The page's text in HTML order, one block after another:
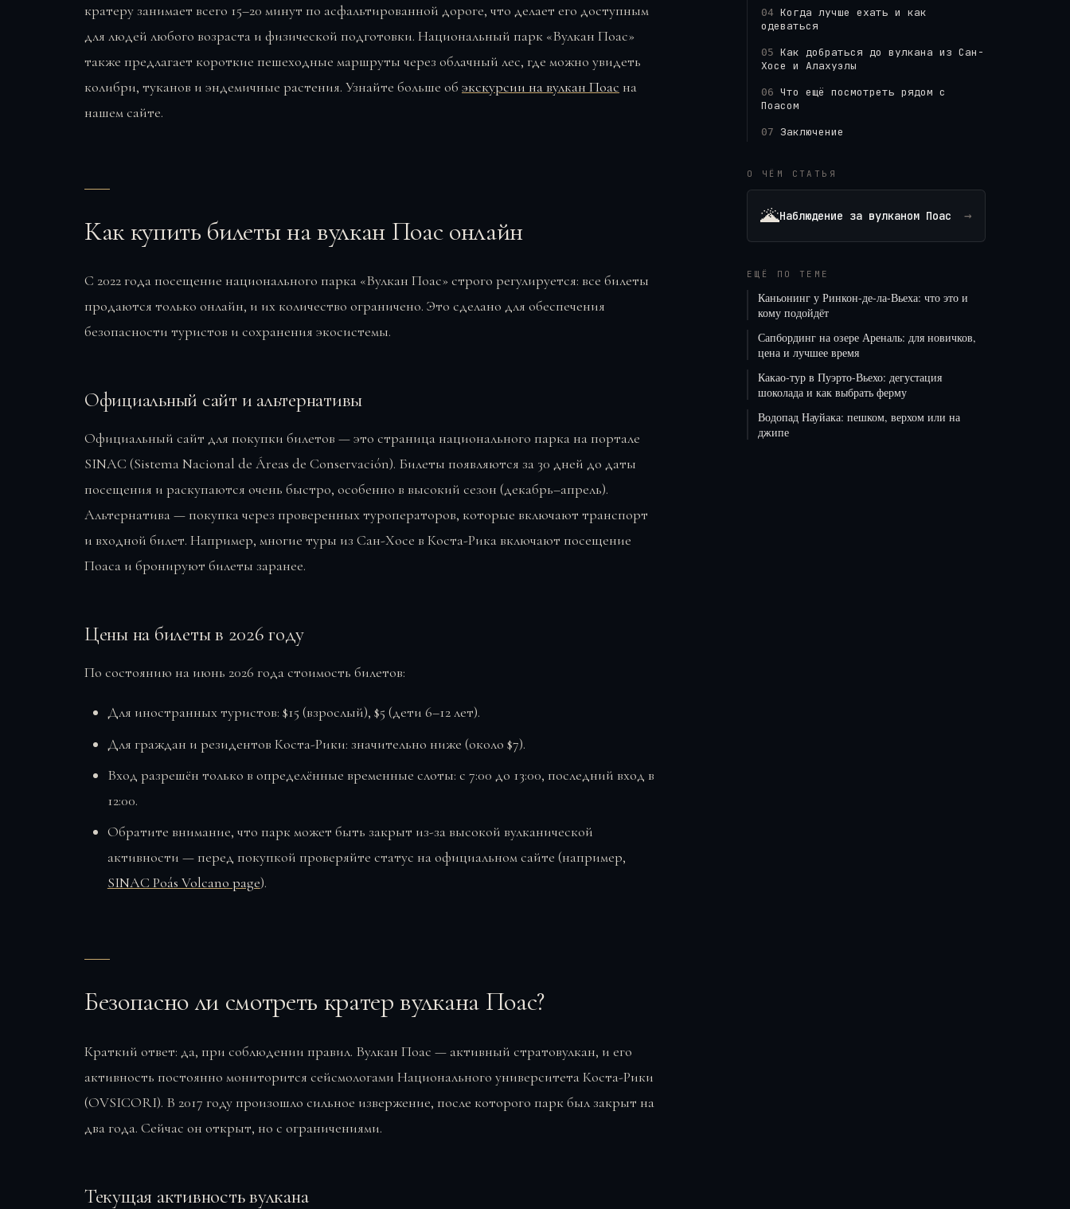
кратеру занимает всего 15–20 минут по асфальтированной дороге, что делает его доступным
для людей любого возраста и физической подготовки. Национальный парк «Вулкан Поас»
также предлагает короткие пешеходные маршруты через облачный лес, где можно увидеть
колибри, туканов и эндемичные растения. Узнайте больше об экскурсии на вулкан Поас на
нашем сайте.
Как купить билеты на вулкан Поас онлайн
С 2022 года посещение национального парка «Вулкан Поас» строго регулируется: все билеты
продаются только онлайн, и их количество ограничено. Это сделано для обеспечения
безопасности туристов и сохранения экосистемы.
Официальный сайт и альтернативы
Официальный сайт для покупки билетов — это страница национального парка на портале
SINAC (Sistema Nacional de Áreas de Conservación). Билеты появляются за 30 дней до даты
посещения и раскупаются очень быстро, особенно в высокий сезон (декабрь–апрель).
Альтернатива — покупка через проверенных туроператоров, которые включают транспорт
и входной билет. Например, многие туры из Сан-Хосе в Коста-Рика включают посещение
Поаса и бронируют билеты заранее.
Цены на билеты в 2026 году
По состоянию на июнь 2026 года стоимость билетов:
Для иностранных туристов: $15 (взрослый), $5 (дети 6–12 лет).
Для граждан и резидентов Коста-Рики: значительно ниже (около $7).
Вход разрешён только в определённые временные слоты: с 7:00 до 13:00, последний вход в
12:00.
Обратите внимание, что парк может быть закрыт из-за высокой вулканической
активности — перед покупкой проверяйте статус на официальном сайте (например,
SINAC Poás Volcano page).
Безопасно ли смотреть кратер вулкана Поас?
Краткий ответ: да, при соблюдении правил. Вулкан Поас — активный стратовулкан, и его
активность постоянно мониторится сейсмологами Национального университета Коста-Рики
(OVSICORI). В 2017 году произошло сильное извержение, после которого парк был закрыт на
два года. Сейчас он открыт, но с ограничениями.
Текущая активность вулкана
04 Когда лучше ехать и как
одеваться
05 Как добраться до вулкана из Сан-
Хосе и Алахуэлы
06 Что ещё посмотреть рядом с
Поасом
07 Заключение
О ЧЁМ СТАТЬЯ
🌋Наблюдение за вулканом Поас →
ЕЩЁ ПО ТЕМЕ
Каньонинг у Ринкон-де-ла-Вьеха: что это и
кому подойдёт
Сапбординг на озере Ареналь: для новичков,
цена и лучшее время
Какао-тур в Пуэрто-Вьехо: дегустация
шоколада и как выбрать ферму
Водопад Науйака: пешком, верхом или на
джипе